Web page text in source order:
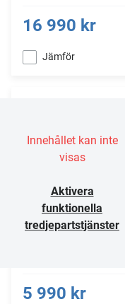
16 990 kr
Jämför
Innehållet kan inte
visas
Aktivera
funktionella
tredjepartstjänster
5 990 kr